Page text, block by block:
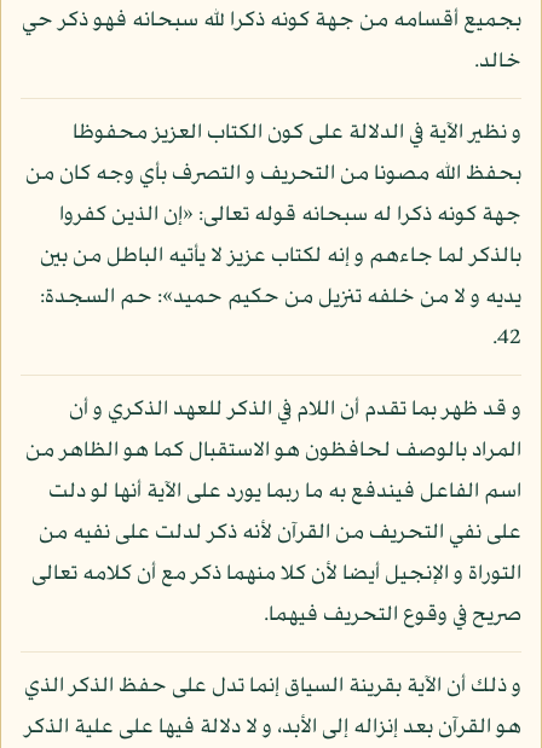
بجميع أقسامه من جهة كونه ذكرا لله سبحانه فهو ذكر حي
خالد.
و نظير الآية في الدلالة على كون الكتاب العزيز محفوظا
بحفظ الله مصونا من التحريف و التصرف بأي وجه كان من
جهة كونه ذكرا له سبحانه قوله تعالى: «إن الذين كفروا
بالذكر لما جاءهم و إنه لكتاب عزيز لا يأتيه الباطل من بين
يديه و لا من خلفه تنزيل من حكيم حميد»: حم السجدة:
42.
و قد ظهر بما تقدم أن اللام في الذكر للعهد الذكري و أن
المراد بالوصف لحافظون هو الاستقبال كما هو الظاهر من
اسم الفاعل فيندفع به ما ربما يورد على الآية أنها لو دلت
على نفي التحريف من القرآن لأنه ذكر لدلت على نفيه من
التوراة و الإنجيل أيضا لأن كلا منهما ذكر مع أن كلامه تعالى
صريح في وقوع التحريف فيهما.
و ذلك أن الآية بقرينة السياق إنما تدل على حفظ الذكر الذي
هو القرآن بعد إنزاله إلى الأبد، و لا دلالة فيها على علية الذكر